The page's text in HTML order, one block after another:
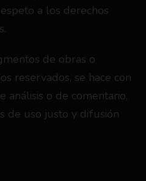
a los derechos
de obras o
reservados, se hace con
análisis o de comentario,
de uso justo y difusión